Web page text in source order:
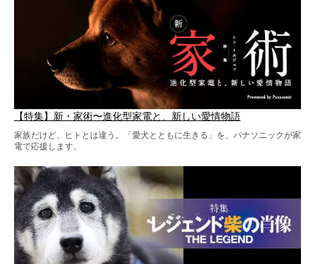
【特集】新・家術〜進化型家電と、新しい愛情物語
家族だけど、ヒトとは違う。「愛犬とともに生きる」を、パナソニックが家
電で応援します。